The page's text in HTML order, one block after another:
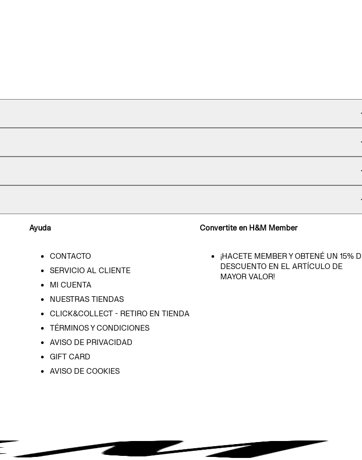
Ayuda
CONTACTO
SERVICIO AL CLIENTE
MI CUENTA
NUESTRAS TIENDAS
CLICK&COLLECT - RETIRO EN TIENDA
TÉRMINOS Y CONDICIONES
AVISO DE PRIVACIDAD
GIFT CARD
AVISO DE COOKIES
Convertite en H&M Member
¡HACETE MEMBER Y OBTENÉ UN 15%
DESCUENTO EN EL ARTÍCULO DE
MAYOR VALOR!